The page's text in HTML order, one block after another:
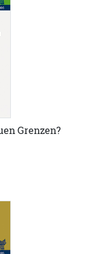
Grenzen?